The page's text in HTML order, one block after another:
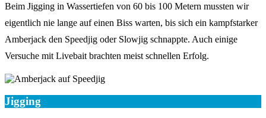
Beim Jigging in Wassertiefen von 60 bis 100 Metern mussten wir
eigentlich nie lange auf einen Biss warten, bis sich ein kampfstarker
Amberjack den Speedjig oder Slowjig schnappte. Auch einige
Versuche mit Livebait brachten meist schnellen Erfolg.
Jigging